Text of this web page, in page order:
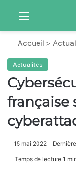
Menu
Accueil >
Actualités
française
15 mai 2022
Temps de lecture 1